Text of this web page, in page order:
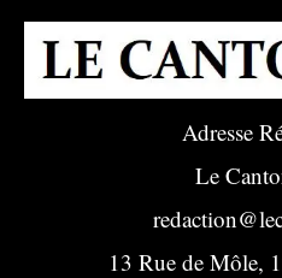
Adresse
Le
13 Rue de Môle,